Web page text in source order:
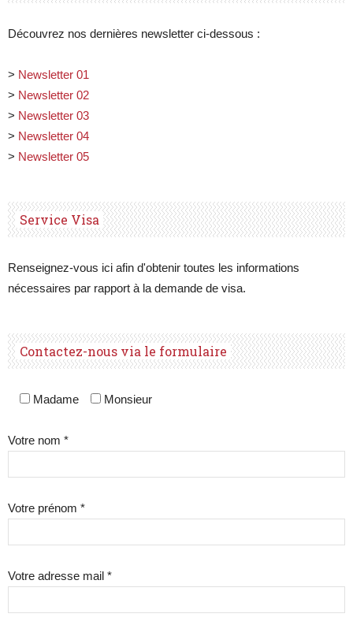
Découvrez nos dernières newsletter ci-dessous :
> Newsletter 01
> Newsletter 02
> Newsletter 03
> Newsletter 04
> Newsletter 05
Service Visa
Renseignez-vous ici afin d'obtenir toutes les informations
nécessaires par rapport à la demande de visa.
Contactez-nous via le formulaire
Madame Monsieur
Votre nom *
Votre prénom *
Votre adresse mail *